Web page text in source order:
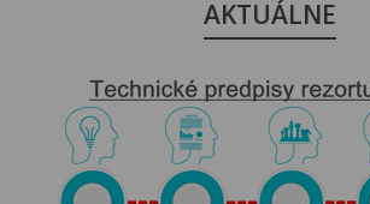
AKTUÁLNE